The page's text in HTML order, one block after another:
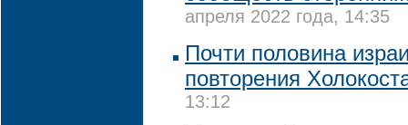
апреля 2022 года, 14:35
Почти половина
повторения
13:12